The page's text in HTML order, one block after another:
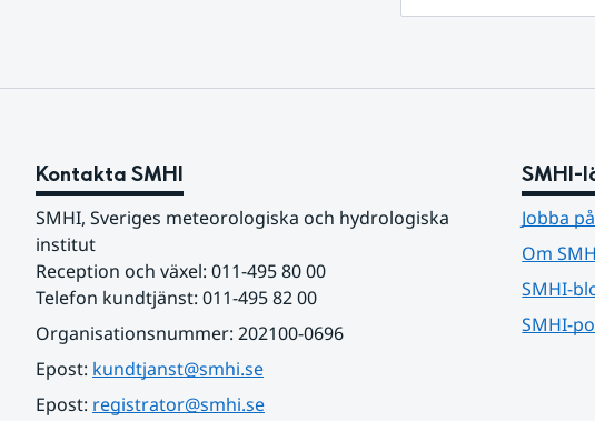
Kontakta SMHI
SMHI, Sveriges meteorologiska och hydrologiska
institut
Reception och växel: 011-495 80 00
Telefon kundtjänst: 011-495 82 00
Organisationsnummer: 202100-0696
Epost: kundtjanst@smhi.se
Epost: registrator@smhi.se
SMHI-
Jobba
Om
SMHI-
SMHI-